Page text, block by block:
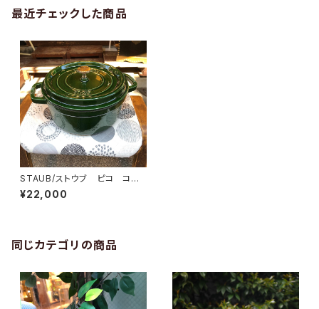
最近チェックした商品
STAUB/ストウブ ピコ ココッ
ト ホーロー鍋 24cm
¥22,000
同じカテゴリの商品